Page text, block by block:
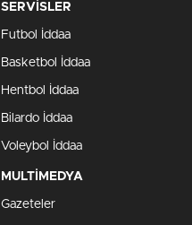
SERVİSLER
Futbol İddaa
Basketbol İddaa
Hentbol İddaa
Bilardo İddaa
Voleybol İddaa
MULTİMEDYA
Gazeteler